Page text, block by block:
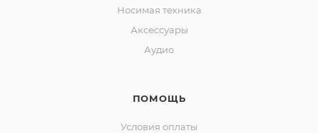
Носимая техника
Аксессуары
Аудио
ПОМОЩЬ
Условия оплаты